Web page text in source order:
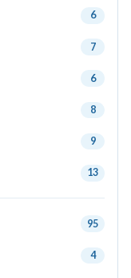
6
7
6
8
9
13
95
4